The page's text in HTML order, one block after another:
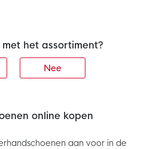
het assortiment?
Nee
online kopen
aan voor in de